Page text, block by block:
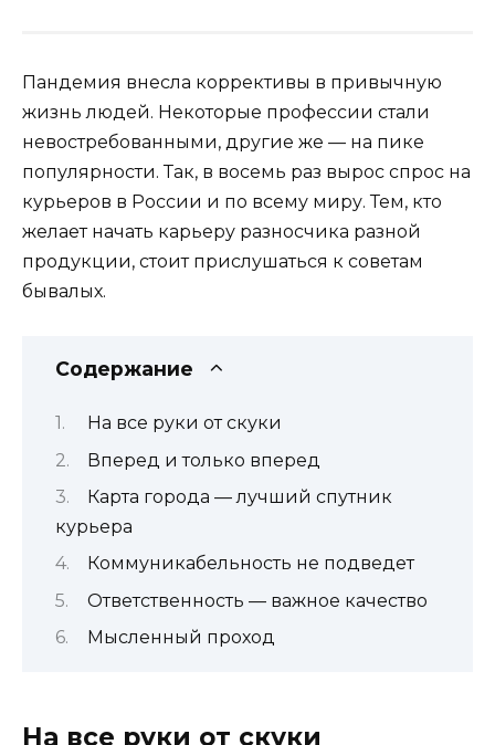
Пандемия внесла коррективы в привычную
жизнь людей. Некоторые профессии стали
невостребованными, другие же — на пике
популярности. Так, в восемь раз вырос спрос на
курьеров в России и по всему миру. Тем, кто
желает начать карьеру разносчика разной
продукции, стоит прислушаться к советам
бывалых.
Содержание
На все руки от скуки
Вперед и только вперед
Карта города — лучший спутник
курьера
Коммуникабельность не подведет
Ответственность — важное качество
Мысленный проход
На все руки от скуки